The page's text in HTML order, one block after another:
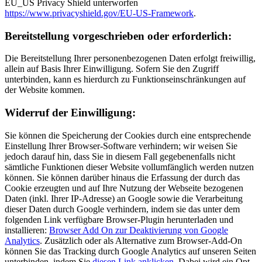
EU_US Privacy Shield unterworfen
https://www.privacyshield.gov/EU-US-Framework.
Bereitstellung vorgeschrieben oder erforderlich:
Die Bereitstellung Ihrer personenbezogenen Daten erfolgt freiwillig,
allein auf Basis Ihrer Einwilligung. Sofern Sie den Zugriff
unterbinden, kann es hierdurch zu Funktionseinschränkungen auf
der Website kommen.
Widerruf der Einwilligung:
Sie können die Speicherung der Cookies durch eine entsprechende
Einstellung Ihrer Browser-Software verhindern; wir weisen Sie
jedoch darauf hin, dass Sie in diesem Fall gegebenenfalls nicht
sämtliche Funktionen dieser Website vollumfänglich werden nutzen
können. Sie können darüber hinaus die Erfassung der durch das
Cookie erzeugten und auf Ihre Nutzung der Webseite bezogenen
Daten (inkl. Ihrer IP-Adresse) an Google sowie die Verarbeitung
dieser Daten durch Google verhindern, indem sie das unter dem
folgenden Link verfügbare Browser-Plugin herunterladen und
installieren: Browser Add On zur Deaktivierung von Google
Analytics. Zusätzlich oder als Alternative zum Browser-Add-On
können Sie das Tracking durch Google Analytics auf unseren Seiten